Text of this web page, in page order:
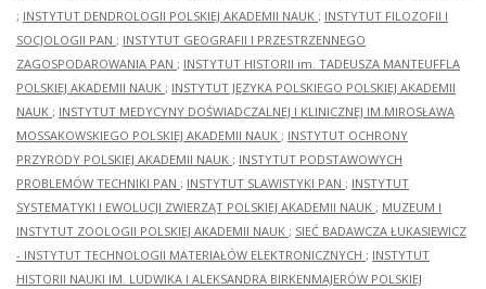
; INSTYTUT DENDROLOGII POLSKIEJ AKADEMII NAUK ; INSTYTUT FILOZOFII I
SOCJOLOGII PAN ; INSTYTUT GEOGRAFII I PRZESTRZENNEGO
ZAGOSPODAROWANIA PAN ; INSTYTUT HISTORII im. TADEUSZA MANTEUFFLA
POLSKIEJ AKADEMII NAUK ; INSTYTUT JĘZYKA POLSKIEGO POLSKIEJ AKADEMII
NAUK ; INSTYTUT MEDYCYNY DOŚWIADCZALNEJ I KLINICZNEJ IM.MIROSŁAWA
MOSSAKOWSKIEGO POLSKIEJ AKADEMII NAUK ; INSTYTUT OCHRONY
PRZYRODY POLSKIEJ AKADEMII NAUK ; INSTYTUT PODSTAWOWYCH
PROBLEMÓW TECHNIKI PAN ; INSTYTUT SLAWISTYKI PAN ; INSTYTUT
SYSTEMATYKI I EWOLUCJI ZWIERZĄT POLSKIEJ AKADEMII NAUK ; MUZEUM I
INSTYTUT ZOOLOGII POLSKIEJ AKADEMII NAUK ; SIEĆ BADAWCZA ŁUKASIEWICZ
- INSTYTUT TECHNOLOGII MATERIAŁÓW ELEKTRONICZNYCH ; INSTYTUT
HISTORII NAUKI IM. LUDWIKA I ALEKSANDRA BIRKENMAJERÓW POLSKIEJ